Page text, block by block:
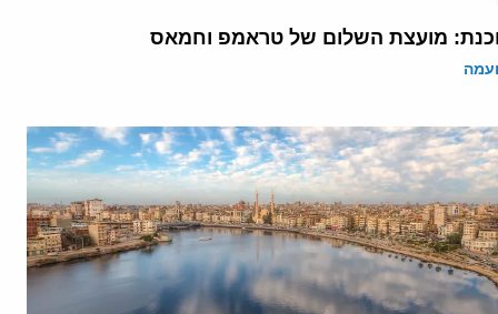
מועצת השלום של טראמפ וחמאס